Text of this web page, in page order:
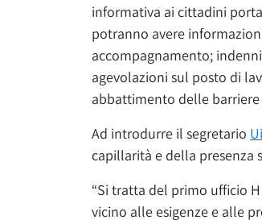
informativa ai cittadini
potranno avere
accompagnamento;
agevolazioni sul posto di
abbattimento delle
Ad introdurre il segretario
capillarità e della presenza
“Si tratta del primo ufficio
vicino alle esigenze e alle